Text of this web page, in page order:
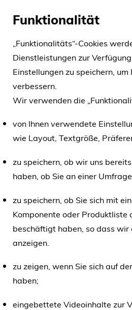
Funktionalität
„Funktionalitäts“-Cookies
Dienstleistungen zur
Einstellungen zu speichern, um
verbessern.
Wir verwenden die
von Ihnen verwendete
wie Layout, Textgröße,
zu speichern, ob wir uns
haben, ob Sie an einer
zu speichern, ob Sie sich mit
Komponente oder Produktliste
beschäftigt haben, so dass wir
anzeigen.
zu zeigen, wenn Sie sich auf
haben;
eingebettete Videoinhalte zur